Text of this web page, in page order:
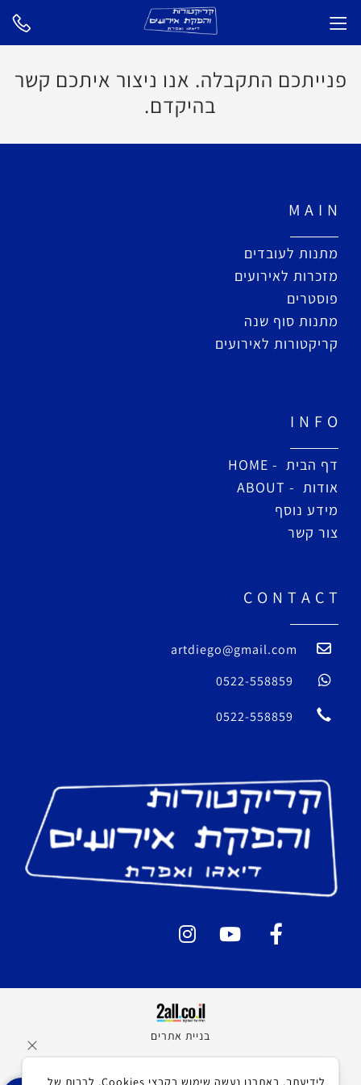
פנייתכם התקבלה. אנו ניצור איתכם קשר
בהיקדם.
M A I N
מתנות לעובדים
מזכרות לאירועים
פוסטרים
מתנות סוף שנה
קריקטורות לאירועים
I N F O
דף הבית - HOME
אודות - ABOUT
מידע נוסף
צור קשר
C O N T A C T
artdiego@gmail.com
0522-558859
0522-558859
בניית אתרים
לידיעתך, באתרנו נעשה שימוש בקבצי Cookies, לרבות של